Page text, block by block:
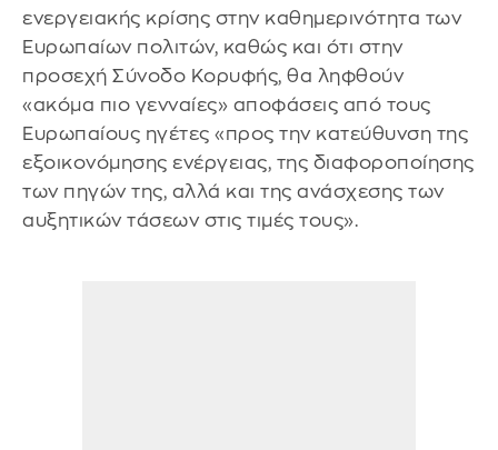
ενεργειακής κρίσης στην καθημερινότητα των
Ευρωπαίων πολιτών, καθώς και ότι στην
προσεχή Σύνοδο Κορυφής, θα ληφθούν
«ακόμα πιο γενναίες» αποφάσεις από τους
Ευρωπαίους ηγέτες «προς την κατεύθυνση της
εξοικονόμησης ενέργειας, της διαφοροποίησης
των πηγών της, αλλά και της ανάσχεσης των
αυξητικών τάσεων στις τιμές τους».